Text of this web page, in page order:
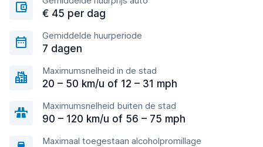
€ 45 per dag
Gemiddelde huurperiode
7 dagen
Maximumsnelheid in de stad
20 – 50 km/u of 12 – 31 mph
Maximumsnelheid buiten de stad
90 – 120 km/u of 56 – 75 mph
Maximaal toegestaan alcoholpromillage